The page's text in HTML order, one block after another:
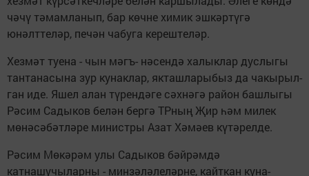
чәчү тәмамланып, бар көчне химик эшкәртүгә
юнәлттеләр, печән чабуга керештеләр.
Хезмәт туена - чын мәгъ- нәсендә халыклар дуслыгы
тантанасына зур кунаклар, якташларыбыз да чакырыл­
ган иде. Яшел алан түрендәге сәхнәгә район башлыгы
Рәсим Садыков белән бергә ТРның Җир һәм милек
мөнәсәбәтләре министры Азат Хәмәев күтәрелде.
Рәсим Мөкәрәм улы Садыков бәйрәмдә
катнашучыларны - минзәләлеләрне, кайткан куна­